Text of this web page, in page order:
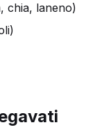
chia, laneno)